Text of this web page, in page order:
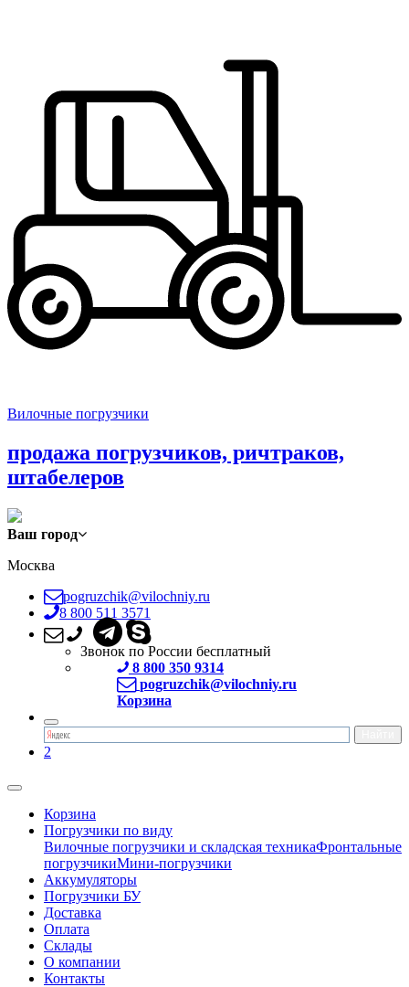
Вилочные погрузчики
продажа погрузчиков, ричтраков,
штабелеров
Ваш город
Москва
pogruzchik@vilochniy.ru
8 800 511 3571
Звонок по России бесплатный
8 800 350 9314
pogruzchik@vilochniy.ru
Корзина
2
Корзина
Погрузчики по виду
Вилочные погрузчики и складская техникаФронтальные
погрузчикиМини-погрузчики
Аккумуляторы
Погрузчики БУ
Доставка
Оплата
Склады
О компании
Контакты